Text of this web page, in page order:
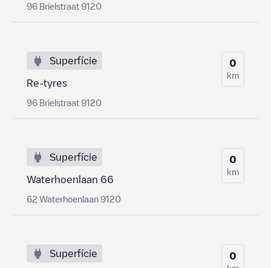
96 Brielstraat 9120
Superfície
Re-tyres
96 Brielstraat 9120
0
km
Superfície
Waterhoenlaan 66
62 Waterhoenlaan 9120
0
km
Superfície 0